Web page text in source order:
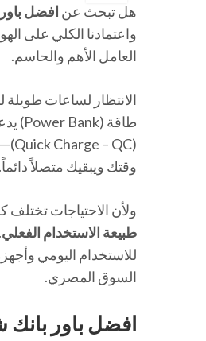
هل تبحث عن افضل
واعتمادنا الكلي على
العامل الأهم والحاسم.
الانتظار لساعات
وقتك ويبقيك متصلاً دائماً.
ولأن الاحتياجات
طبيعة الاستخدام الفعلي
للاستخدام اليومي
السوق المصري.
افضل باور